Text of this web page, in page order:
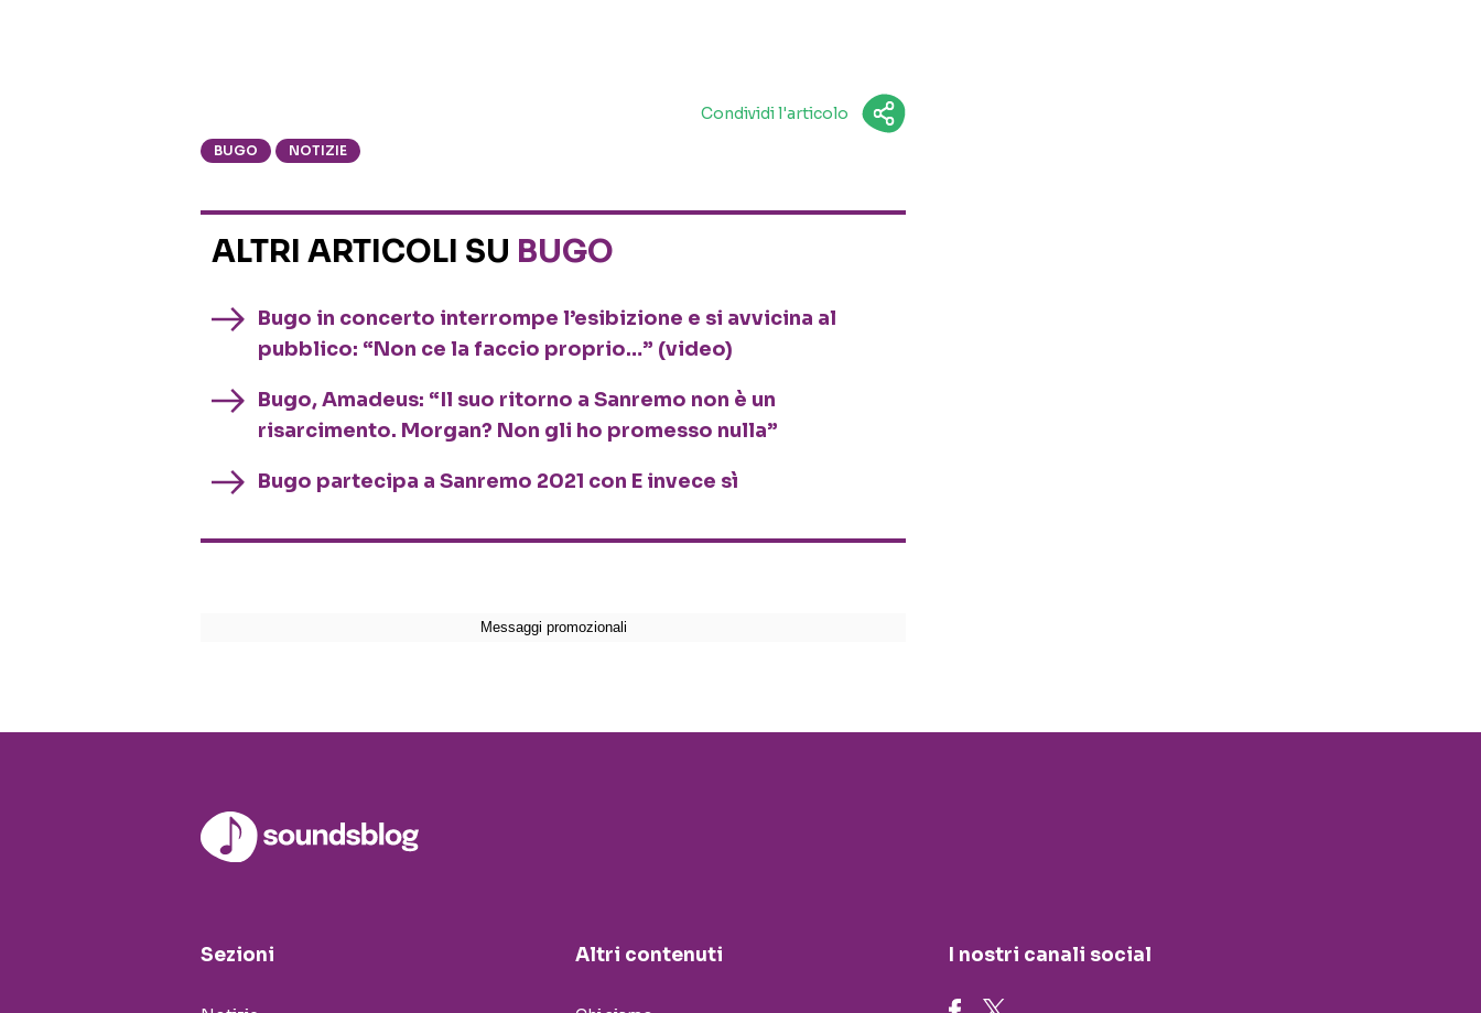
Condividi l'articolo
BUGO NOTIZIE
ALTRI ARTICOLI SU BUGO
Bugo in concerto interrompe l’esibizione e si avvicina al
pubblico: “Non ce la faccio proprio…” (video)
Bugo, Amadeus: “Il suo ritorno a Sanremo non è un
risarcimento. Morgan? Non gli ho promesso nulla”
Bugo partecipa a Sanremo 2021 con E invece sì
Sezioni Altri contenuti I nostri canali social